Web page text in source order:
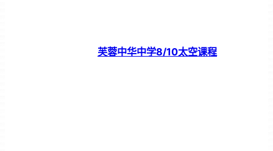
芙蓉中华中学8/10太空课程